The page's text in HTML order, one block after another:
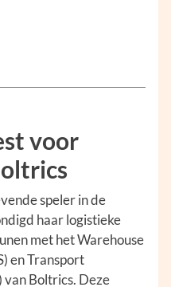
voor
speler in de
haar logistieke
met het Warehouse
en Transport
van Boltrics. Deze